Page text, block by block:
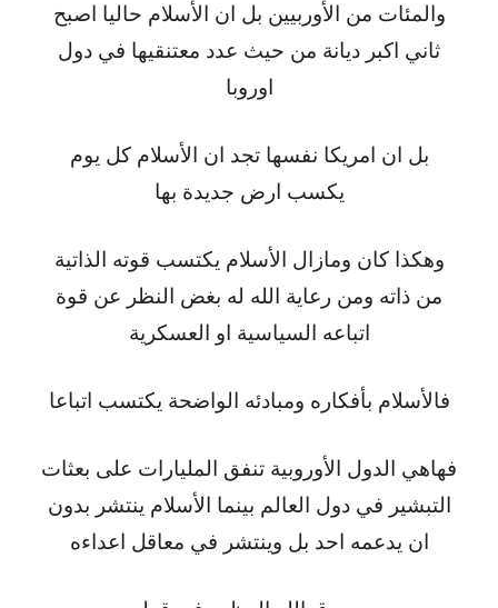
والمئات من الأوربيين بل ان الأسلام حاليا اصبح
ثاني اكبر ديانة من حيث عدد معتنقيها في دول
اوروبا
بل ان امريكا نفسها تجد ان الأسلام كل يوم
يكسب ارض جديدة بها
وهكذا كان ومازال الأسلام يكتسب قوته الذاتية
من ذاته ومن رعاية الله له بغض النظر عن قوة
اتباعه السياسية او العسكرية
فالأسلام بأفكاره ومبادئه الواضحة يكتسب اتباعا
فهاهي الدول الأوروبية تنفق المليارات على بعثات
التبشير في دول العالم بينما الأسلام ينتشر بدون
ان يدعمه احد بل وينتشر في معاقل اعداءه